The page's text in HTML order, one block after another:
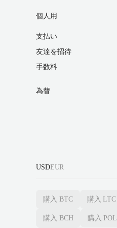
個人用
支払い
友達を招待
手数料
為替
USDEUR
購入 BTC 購入 LTC
購入 BCH 購入 POL